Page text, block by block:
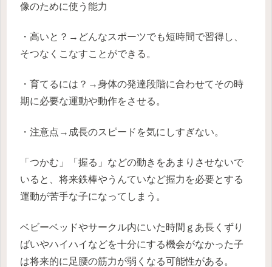
像のために使う能力
・高いと？→どんなスポーツでも短時間で習得し、
そつなくこなすことができる。
・育てるには？→身体の発達段階に合わせてその時
期に必要な運動や動作をさせる。
・注意点→成長のスピードを気にしすぎない。
「つかむ」「握る」などの動きをあまりさせないで
いると、将来鉄棒やうんていなど握力を必要とする
運動が苦手な子になってしまう。
ベビーベッドやサークル内にいた時間ｇあ長くずり
ばいやハイハイなどを十分にする機会がなかった子
は将来的に足腰の筋力が弱くなる可能性がある。